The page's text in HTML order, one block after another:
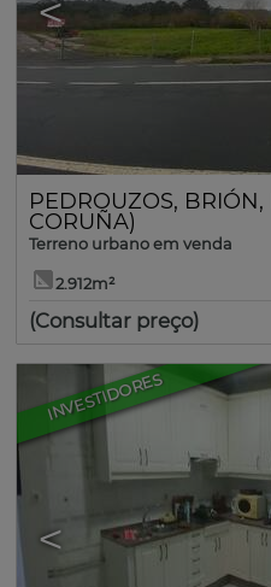
<
PEDROUZOS, BRIÓN,
CORUÑA)
Terreno urbano em venda
2.912m²
(Consultar preço)
INVESTIDORES
<